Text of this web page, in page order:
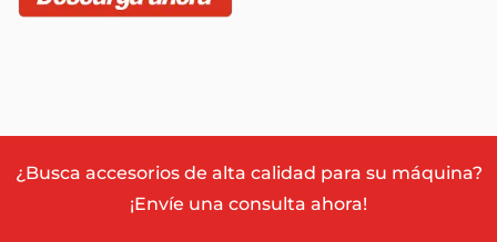
¿Busca accesorios de alta calidad para su máquina?
¡Envíe una consulta ahora!